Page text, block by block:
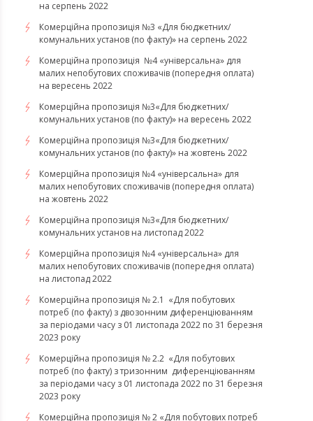
на серпень 2022
Комерційна пропозиція №3 «Для бюджетних/
комунальних установ (по факту)» на серпень 2022
Комерційна пропозиція №4 «універсальна» для
малих непобутових споживачів (попередня оплата)
на вересень 2022
Комерційна пропозиція №3«Для бюджетних/
комунальних установ (по факту)» на вересень 2022
Комерційна пропозиція №3«Для бюджетних/
комунальних установ (по факту)» на жовтень 2022
Комерційна пропозиція №4 «універсальна» для
малих непобутових споживачів (попередня оплата)
на жовтень 2022
Комерційна пропозиція №3«Для бюджетних/
комунальних установ на листопад 2022
Комерційна пропозиція №4 «універсальна» для
малих непобутових споживачів (попередня оплата)
на листопад 2022
Комерційна пропозиція № 2.1 «Для побутових
потреб (по факту) з двозонним диференціюванням
за періодами часу з 01 листопада 2022 по 31 березня
2023 року
Комерційна пропозиція № 2.2 «Для побутових
потреб (по факту) з тризонним диференціюванням
за періодами часу з 01 листопада 2022 по 31 березня
2023 року
Комерційна пропозиція № 2 «Для побутових потреб